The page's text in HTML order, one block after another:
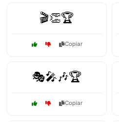
🎬👏🏆
Copiar
🎭🎤🎶🏆
Copiar